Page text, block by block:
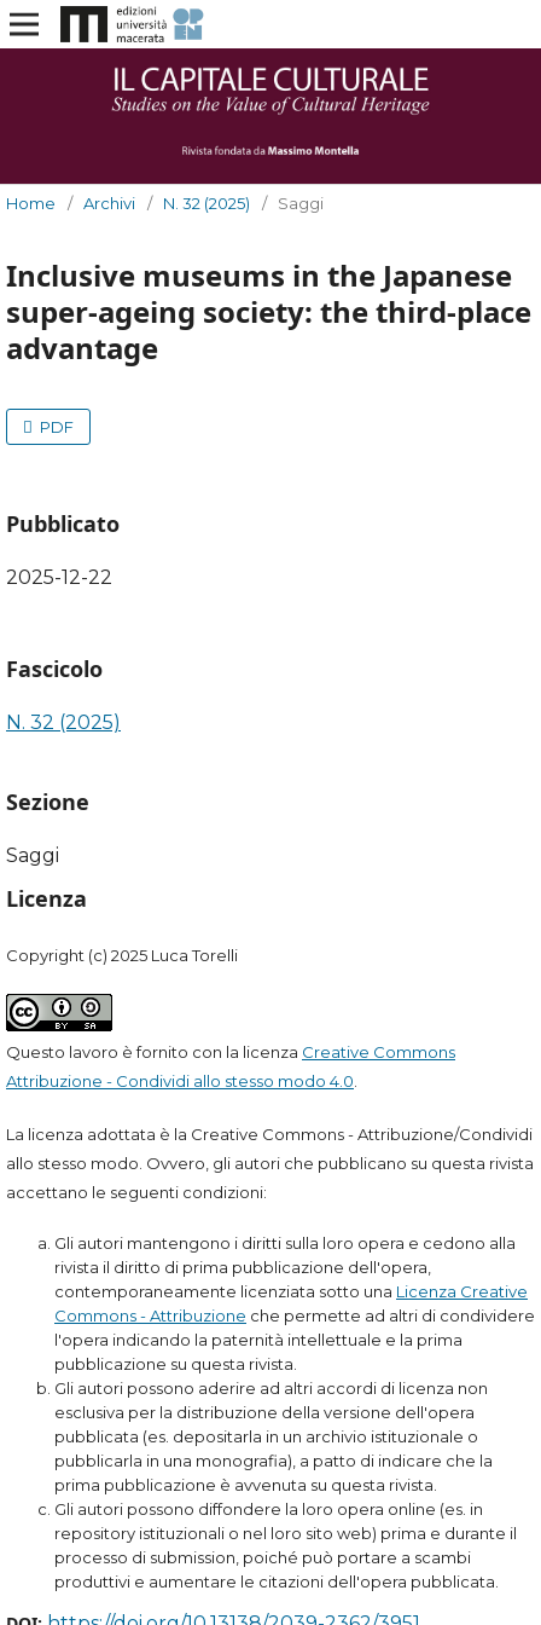
Home / Archivi / N. 32 (2025) / Saggi
Inclusive museums in the Japanese
super-ageing society: the third-place
advantage
PDF
Pubblicato
2025-12-22
Fascicolo
N. 32 (2025)
Sezione
Saggi
Licenza
Copyright (c) 2025 Luca Torelli
Questo lavoro è fornito con la licenza Creative Commons
Attribuzione - Condividi allo stesso modo 4.0
La licenza adottata è la Creative Commons - Attribuzione/Condividi
allo stesso modo. Ovvero, gli autori che pubblicano su questa rivista
accettano le seguenti condizioni:
Gli autori mantengono i diritti sulla loro opera e cedono alla
rivista il diritto di prima pubblicazione dell'opera,
contemporaneamente licenziata sotto una Licenza Creative
Commons - Attribuzione che permette ad altri di condividere
l'opera indicando la paternità intellettuale e la prima
pubblicazione su questa rivista.
Gli autori possono aderire ad altri accordi di licenza non
esclusiva per la distribuzione della versione dell'opera
pubblicata (es. depositarla in un archivio istituzionale o
pubblicarla in una monografia), a patto di indicare che la
prima pubblicazione è avvenuta su questa rivista.
Gli autori possono diffondere la loro opera online (es. in
repository istituzionali o nel loro sito web) prima e durante il
processo di submission, poiché può portare a scambi
produttivi e aumentare le citazioni dell'opera pubblicata.